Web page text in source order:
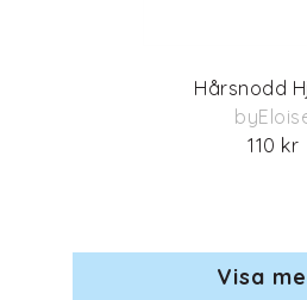
Hårsnodd
110 kr
Visa